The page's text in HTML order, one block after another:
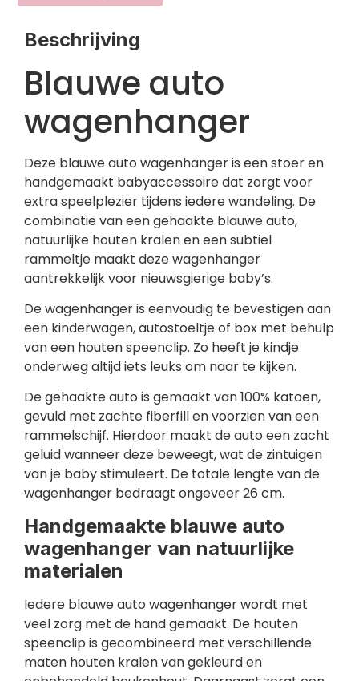
Beschrijving
Blauwe auto
wagenhanger
Deze blauwe auto wagenhanger is een stoer en
handgemaakt babyaccessoire dat zorgt voor
extra speelplezier tijdens iedere wandeling. De
combinatie van een gehaakte blauwe auto,
natuurlijke houten kralen en een subtiel
rammeltje maakt deze wagenhanger
aantrekkelijk voor nieuwsgierige baby’s.
De wagenhanger is eenvoudig te bevestigen aan
een kinderwagen, autostoeltje of box met behulp
van een houten speenclip. Zo heeft je kindje
onderweg altijd iets leuks om naar te kijken.
De gehaakte auto is gemaakt van 100% katoen,
gevuld met zachte fiberfill en voorzien van een
rammelschijf. Hierdoor maakt de auto een zacht
geluid wanneer deze beweegt, wat de zintuigen
van je baby stimuleert. De totale lengte van de
wagenhanger bedraagt ongeveer 26 cm.
Handgemaakte blauwe auto
wagenhanger van natuurlijke
materialen
Iedere blauwe auto wagenhanger wordt met
veel zorg met de hand gemaakt. De houten
speenclip is gecombineerd met verschillende
maten houten kralen van gekleurd en